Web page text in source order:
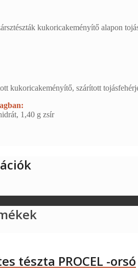
kukoricakeményítő alapon
kukoricakeményítő, szárított
1,40 g zsír
tészta PROCEL -orsó